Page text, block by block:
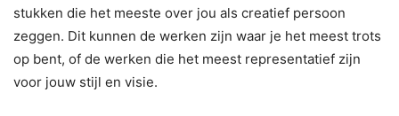
stukken die het meeste over jou als creatief persoon
zeggen. Dit kunnen de werken zijn waar je het meest trots
op bent, of de werken die het meest representatief zijn
voor jouw stijl en visie.